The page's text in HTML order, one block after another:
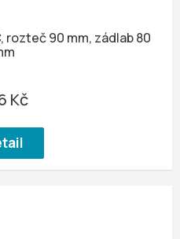
rozteč 90 mm, zádlab 80
Kč